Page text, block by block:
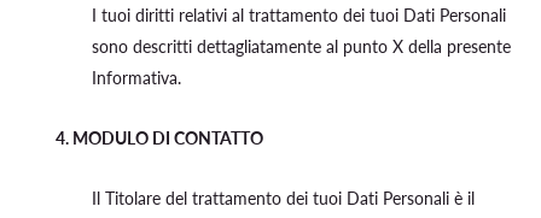
I tuoi diritti relativi al trattamento dei tuoi Dati Personali
sono descritti dettagliatamente al punto X della presente
Informativa.
4. MODULO DI CONTATTO
Il Titolare del trattamento dei tuoi Dati Personali è il